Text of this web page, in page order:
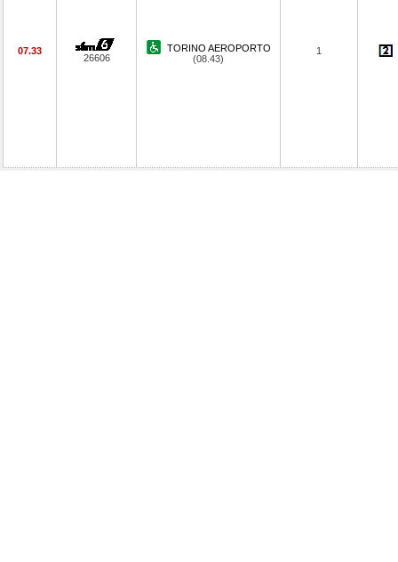
07.33
26606
TORINO AEROPORTO
(08.43)
1